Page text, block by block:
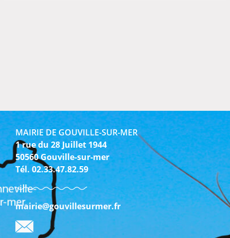
MAIRIE DE GOUVILLE-SUR-MER
1 rue du 28 Juillet 1944
50560 Gouville-sur-mer
Tél. 02.33.47.82.59
mairie@gouvillesurmer.fr